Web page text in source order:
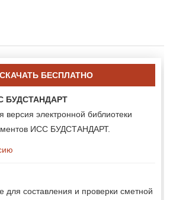
СКАЧАТЬ БЕСПЛАТНО
БУДСТАНДАРТ
версия электронной библиотеки
ИСС БУДСТАНДАРТ.
составления и проверки сметной